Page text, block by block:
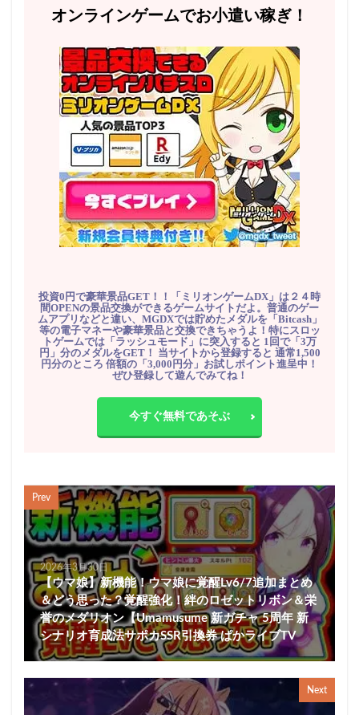
オンラインゲームでお小遣い稼ぎ！
投資0円で豪華景品GET！！「ミリオンゲームDX」は２４時
間OPENの景品交換ができるゲームサイトだよ。普通のゲー
ムアプリなどと違い、MGDXでは貯めたメダルを「Bitcash」
等の電子マネーや豪華景品と交換できちゃうよ！特にスロッ
トゲームでは「ラッシュモード」に突入すると 1回で「3万
円」分のメダルをGET！ 当サイトから登録すると 通常1,500
円分のところ 倍額の「3,000円分」お試しポイント進呈中！
ぜひ登録して遊んでみてね！
今すぐ無料であそぶ
Prev
2026年3月30日
【ウマ娘】新機能！ウマ娘に覚醒Lv6/7追加まとめ
＆どう思った？覚醒強化！絆のロゼットリボン＆栄
誉のメダリオン【Umamusume 新ガチャ 5周年 新
シナリオ育成法サポカSSR引換券 ぱかライブTV
Next